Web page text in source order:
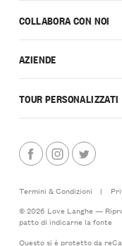
COLLABORA CON NOI
AZIENDE
TOUR PERSONALIZZATI
Termini & Condizioni |
© 2026 Love Langhe —
patto di indicarne la fonte
Questo si è protetto da